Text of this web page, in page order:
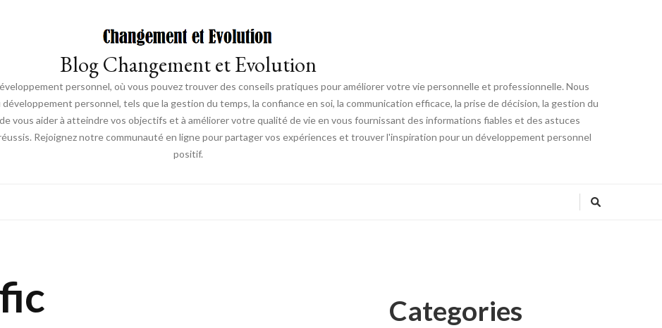
Blog Changement et Evolution
personnel, où vous pouvez trouver des conseils pratiques pour améliorer votre vie personnelle et professionnelle. Nous
personnel, tels que la gestion du temps, la confiance en soi, la communication efficace, la prise de décision, la gestion du
vous aider à atteindre vos objectifs et à améliorer votre qualité de vie en vous fournissant des informations fiables et des astuces
Rejoignez notre communauté en ligne pour partager vos expériences et trouver l'inspiration pour un développement personnel
positif.
Categories